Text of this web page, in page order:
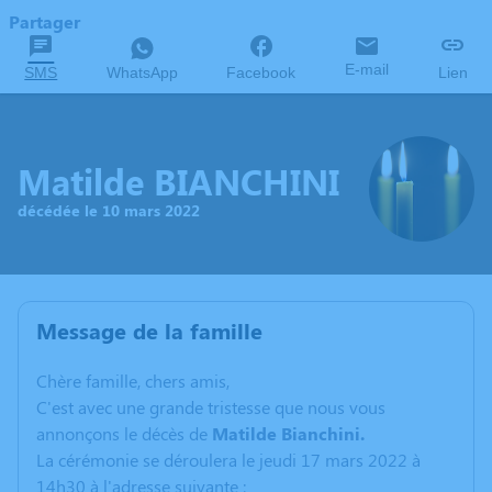
Partager
SMS WhatsApp Facebook E-mail Lien
Matilde BIANCHINI
décédée le 10 mars 2022
Message de la famille
Chère famille, chers amis,
C'est avec une grande tristesse que nous vous
annonçons le décès de Matilde Bianchini.
La cérémonie se déroulera le jeudi 17 mars 2022 à
14h30 à l'adresse suivante :